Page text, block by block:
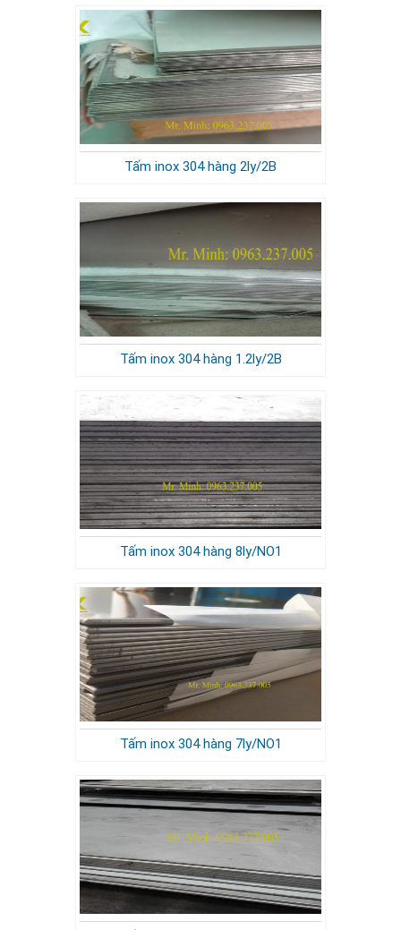
Tấm inox 304 hàng 2ly/2B
Tấm inox 304 hàng 1.2ly/2B
Tấm inox 304 hàng 8ly/NO1
Tấm inox 304 hàng 7ly/NO1